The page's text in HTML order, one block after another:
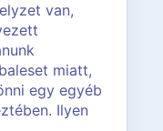
van,
miatt,
egy egyéb
Ilyen